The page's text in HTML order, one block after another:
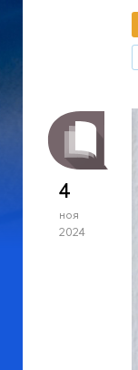
4
ноя
2024